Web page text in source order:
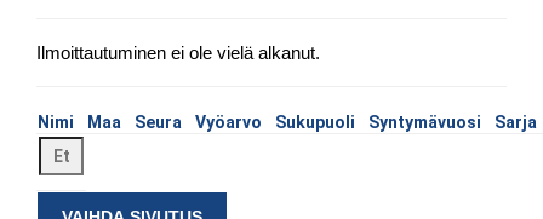
Ilmoittautuminen ei ole vielä alkanut.
Nimi Maa Seura Vyöarvo Sukupuoli Syntymävuosi Sarja